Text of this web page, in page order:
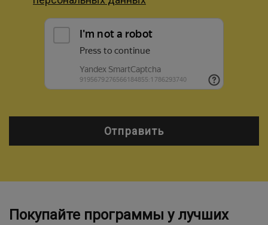
Отправить
Покупайте программы у лучших